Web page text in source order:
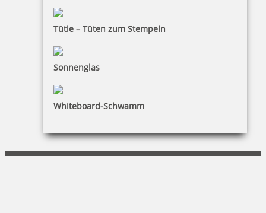
Tütle – Tüten zum Stempeln
Sonnenglas
Whiteboard-Schwamm
Warenkorb
KONTAKT
Winterling schreiben-schenken-lesen e.K.
Michael Winterling
09283/1546